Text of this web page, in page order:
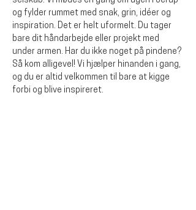
og fylder rummet med snak, grin, idéer og
inspiration. Det er helt uformelt. Du tager
bare dit håndarbejde eller projekt med
under armen. Har du ikke noget på pindene?
Så kom alligevel! Vi hjælper hinanden i gang,
og du er altid velkommen til bare at kigge
forbi og blive inspireret.